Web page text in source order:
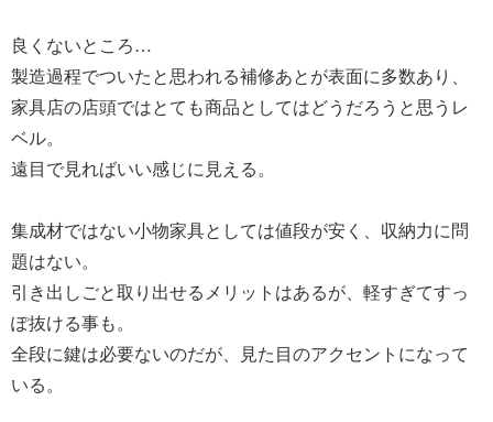
良くないところ…
製造過程でついたと思われる補修あとが表面に多数あり、
家具店の店頭ではとても商品としてはどうだろうと思うレ
ベル。
遠目で見ればいい感じに見える。
集成材ではない小物家具としては値段が安く、収納力に問
題はない。
引き出しごと取り出せるメリットはあるが、軽すぎてすっ
ぽ抜ける事も。
全段に鍵は必要ないのだが、見た目のアクセントになって
いる。